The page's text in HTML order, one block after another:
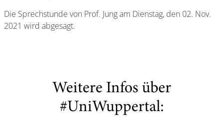
Die Sprechstunde von Prof. Jung am Dienstag, den 02. Nov.
2021 wird abgesagt.
Weitere Infos über
#UniWuppertal: